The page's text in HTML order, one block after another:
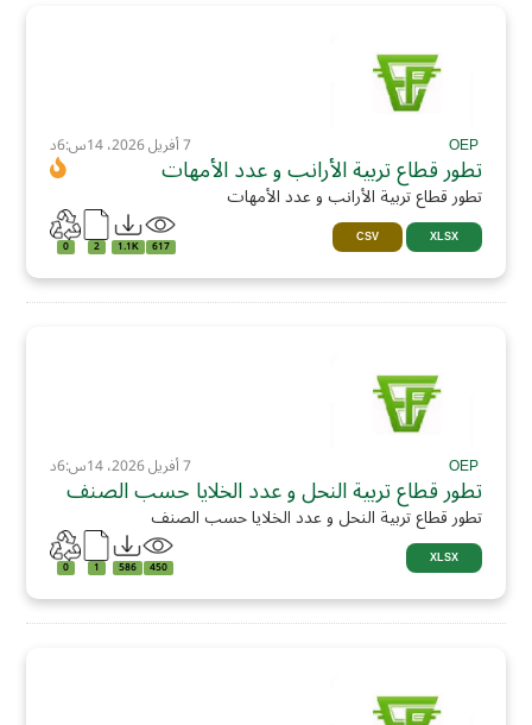
OEP 7 أفريل 2026، 14س:6د
تطور قطاع تربية الأرانب و عدد الأمهات
تطور قطاع تربية الأرانب و عدد الأمهات
XLSX
CSV
617
1.1K
2
0
OEP 7 أفريل 2026، 14س:6د
تطور قطاع تربية النحل و عدد الخلايا حسب الصنف
تطور قطاع تربية النحل و عدد الخلايا حسب الصنف
XLSX
450
586
1
0